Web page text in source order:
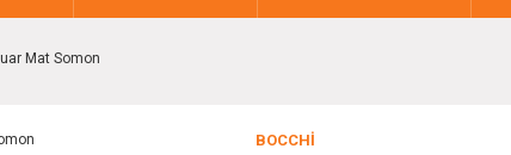
Mat Somon
BOCCHI